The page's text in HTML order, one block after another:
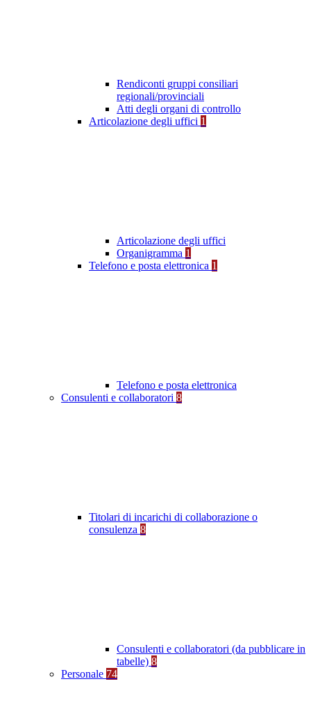
Rendiconti gruppi consiliari
regionali/provinciali
Atti degli organi di controllo
Articolazione degli uffici 1
Articolazione degli uffici
Organigramma 1
Telefono e posta elettronica 1
Telefono e posta elettronica
Consulenti e collaboratori 8
Titolari di incarichi di collaborazione o
consulenza 8
Consulenti e collaboratori (da pubblicare in
tabelle) 8
Personale 74